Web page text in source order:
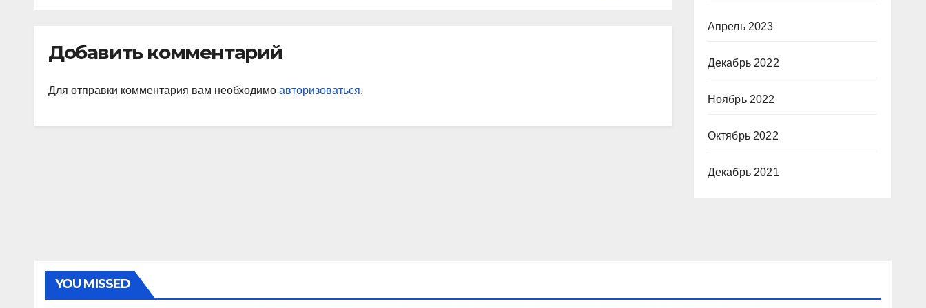
Добавить комментарий
Для отправки комментария вам необходимо авторизоваться.
Апрель 2023
Декабрь 2022
Ноябрь 2022
Октябрь 2022
Декабрь 2021
YOU MISSED